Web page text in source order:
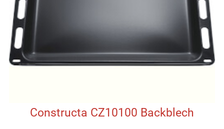
Constructa CZ10100 Backblech